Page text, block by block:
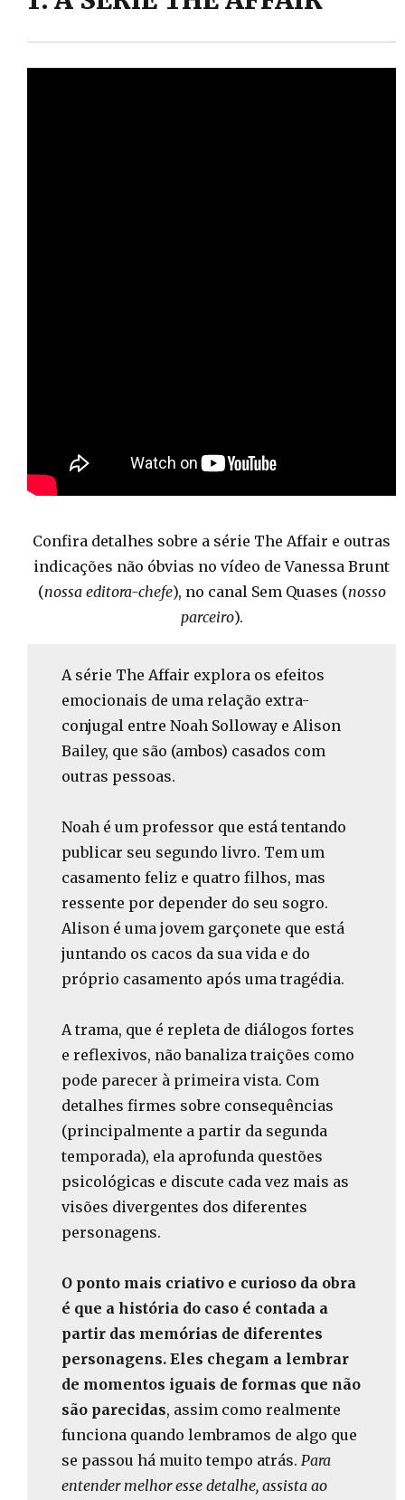
Confira detalhes sobre a série The Affair e outras
indicações não óbvias no vídeo de Vanessa Brunt
(nossa editora-chefe), no canal Sem Quases (nosso
parceiro).
A série The Affair explora os efeitos
emocionais de uma relação extra-
conjugal entre Noah Solloway e Alison
Bailey, que são (ambos) casados com
outras pessoas.
Noah é um professor que está tentando
publicar seu segundo livro. Tem um
casamento feliz e quatro filhos, mas
ressente por depender do seu sogro.
Alison é uma jovem garçonete que está
juntando os cacos da sua vida e do
próprio casamento após uma tragédia.
A trama, que é repleta de diálogos fortes
e reflexivos, não banaliza traições como
pode parecer à primeira vista. Com
detalhes firmes sobre consequências
(principalmente a partir da segunda
temporada), ela aprofunda questões
psicológicas e discute cada vez mais as
visões divergentes dos diferentes
personagens.
O ponto mais criativo e curioso da obra
é que a história do caso é contada a
partir das memórias de diferentes
personagens. Eles chegam a lembrar
de momentos iguais de formas que não
são parecidas, assim como realmente
funciona quando lembramos de algo que
se passou há muito tempo atrás. Para
entender melhor esse detalhe, assista ao